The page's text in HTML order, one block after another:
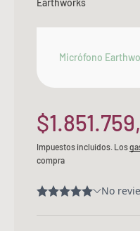
Micrófono
Precio de
Impuestos incluidos. Los
compra